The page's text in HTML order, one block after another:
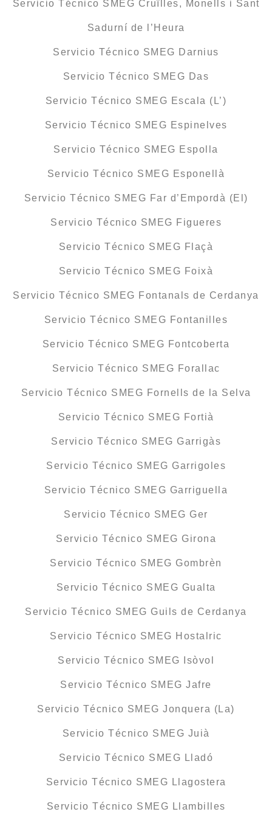
Servicio Técnico SMEG Cruïlles, Monells i Sant
Sadurní de l’Heura
Servicio Técnico SMEG Darnius
Servicio Técnico SMEG Das
Servicio Técnico SMEG Escala (L’)
Servicio Técnico SMEG Espinelves
Servicio Técnico SMEG Espolla
Servicio Técnico SMEG Esponellà
Servicio Técnico SMEG Far d’Empordà (El)
Servicio Técnico SMEG Figueres
Servicio Técnico SMEG Flaçà
Servicio Técnico SMEG Foixà
Servicio Técnico SMEG Fontanals de Cerdanya
Servicio Técnico SMEG Fontanilles
Servicio Técnico SMEG Fontcoberta
Servicio Técnico SMEG Forallac
Servicio Técnico SMEG Fornells de la Selva
Servicio Técnico SMEG Fortià
Servicio Técnico SMEG Garrigàs
Servicio Técnico SMEG Garrigoles
Servicio Técnico SMEG Garriguella
Servicio Técnico SMEG Ger
Servicio Técnico SMEG Girona
Servicio Técnico SMEG Gombrèn
Servicio Técnico SMEG Gualta
Servicio Técnico SMEG Guils de Cerdanya
Servicio Técnico SMEG Hostalric
Servicio Técnico SMEG Isòvol
Servicio Técnico SMEG Jafre
Servicio Técnico SMEG Jonquera (La)
Servicio Técnico SMEG Juià
Servicio Técnico SMEG Lladó
Servicio Técnico SMEG Llagostera
Servicio Técnico SMEG Llambilles